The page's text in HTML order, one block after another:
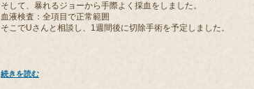
そして、暴れるジョーから手際よく採血をしました。
血液検査：全項目で正常範囲
そこでUさんと相談し、1週間後に切除手術を予定しました。
続きを読む